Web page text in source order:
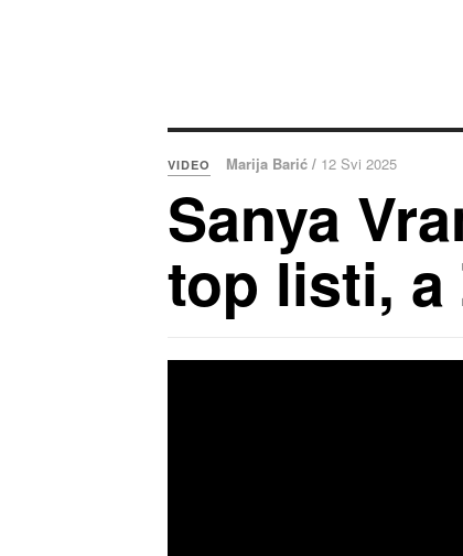
VIDEO Marija Barić / 12 Svi 2025
Sanya
top listi, a